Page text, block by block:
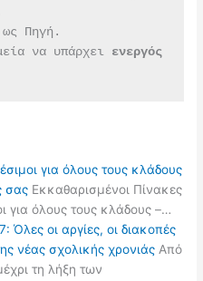
Πηγή.
να υπάρχει
για όλους τους κλάδους
σας Εκκαθαρισμένοι Πίνακες
για όλους τους κλάδους –…
Όλες οι αργίες, οι διακοπές
νέας σχολικής χρονιάς Από
τη λήξη των